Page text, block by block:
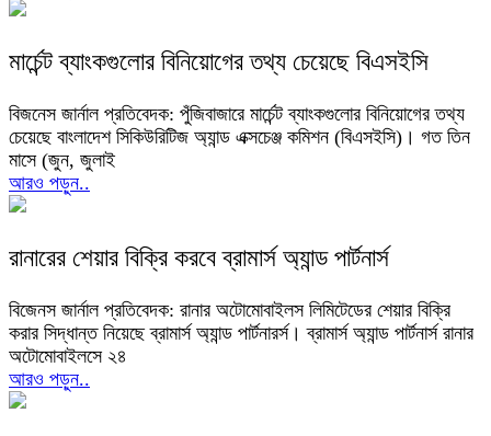
মার্চেন্ট ব্যাংকগুলোর বিনিয়োগের তথ্য চেয়েছে বিএসইসি
বিজনেস জার্নাল প্রতিবেদক: পুঁজিবাজারে মার্চেন্ট ব্যাংকগুলোর বিনিয়োগের তথ্য
চেয়েছে বাংলাদেশ সিকিউরিটিজ অ্যান্ড এক্সচেঞ্জ কমিশন (বিএসইসি)। গত তিন
মাসে (জুন, জুলাই
আরও পড়ুন..
রানারের শেয়ার বিক্রি করবে ব্রামার্স অ্যান্ড পার্টনার্স
বিজেনস জার্নাল প্রতিবেদক: রানার অটোমোবাইলস লিমিটেডের শেয়ার বিক্রি
করার সিদ্ধান্ত নিয়েছে ব্রামার্স অ্যান্ড পার্টনারর্স। ব্রামার্স অ্যান্ড পার্টনার্স রানার
অটোমোবাইলসে ২৪
আরও পড়ুন..